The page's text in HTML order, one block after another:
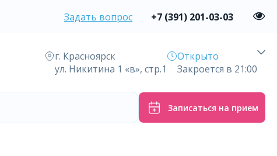
Задать вопрос +7 (391) 201-03-03
г. Красноярск
ул. Никитина 1 «в», стр.1
Открыто
Закроется в 21:00
Записаться на прием